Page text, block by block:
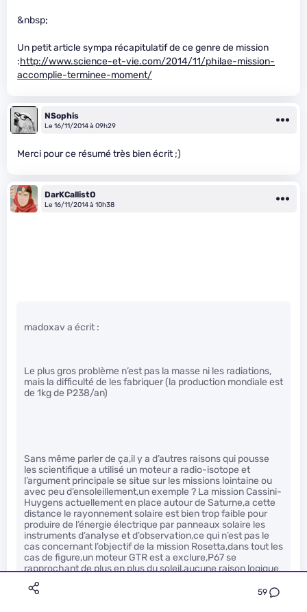
59
&nbsp;
Un petit article sympa récapitulatif de ce genre de mission
:http://www.science-et-vie.com/2014/11/philae-mission-
accomplie-terminee-moment/
NSophis
Le 16/11/2014 à 09h29
Merci pour ce résumé très bien écrit ;)
DarKCallistO
Le 16/11/2014 à 10h38
madoxav a écrit :
Le plus gros problème n’est pas la masse ni les radiations,
mais la difficulté de les fabriquer (la production mondiale est
de 1kg de P238/an)
Sans même parler de ça,il y a d’autres raisons qui pousse
les scientifique a utilisé un moteur a radio-isotope et
l’argument principale se situe sur les missions lointaine ou
avec peu d’ensoleillement,un exemple ? La mission Cassini-
Huygens actuellement en place autour de Saturne,a cette
distance le rayonnement solaire est bien trop faible pour
produire de l’énergie électrique par panneaux solaire les
instruments d’analyse et d’observation,ce qui n’est pas le
cas concernant l’objectif de la mission Rosetta,dans tout les
cas de figure,un moteur GTR est a exclure,P67 se
rapprochant de plus en plus du soleil,aucune raison logique
pousseraient les scientifiques a choisir ce type de moteur,là
ou justement il est très utile sur Voyager I & II